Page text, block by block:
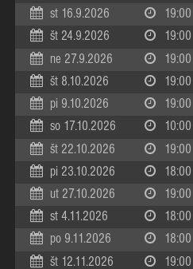
st 16.9.2026 19:00
št 24.9.2026 19:00
ne 27.9.2026 19:00
št 8.10.2026 19:00
pi 9.10.2026 19:00
so 17.10.2026 10:00
št 22.10.2026 19:00
pi 23.10.2026 18:00
ut 27.10.2026 19:00
st 4.11.2026 18:00
po 9.11.2026 18:00
št 12.11.2026 19:00